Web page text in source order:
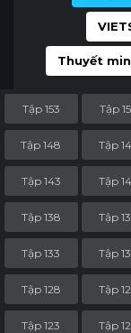
Thuyết
Tập 153 Tập
Tập 148 Tập
Tập 143 Tập
Tập 138 Tập
Tập 133 Tập
Tập 128 Tập
Tập 123 Tập